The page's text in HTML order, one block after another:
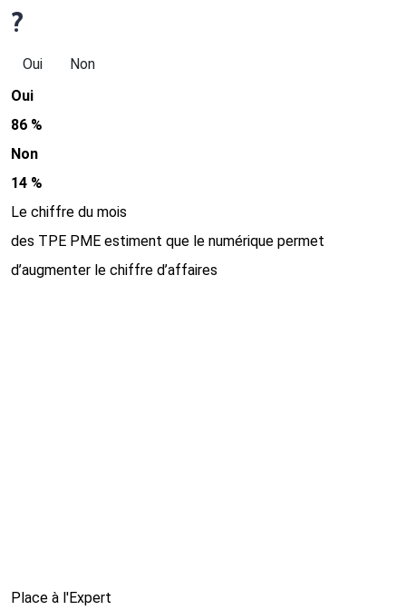
?
Oui
Non
Oui
86 %
Non
14 %
Le chiffre du mois
des TPE PME estiment que le numérique permet
d’augmenter le chiffre d’affaires
Place à l'Expert